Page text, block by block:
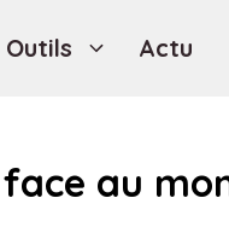
Outils Actu
au